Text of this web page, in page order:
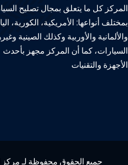
المركز كل ما يتعلق بمجال تصليح
بمختلف أنواعها: الأمريكية، الكورية،
والألمانية والأوربية وكذلك الصينية
السيارات، كما أن المركز مجهز بأحدث
الأجهزة والتقنيات
جميع الحقوق محفوظة لـ مركز